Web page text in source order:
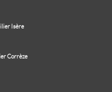
Isère
Corrèze